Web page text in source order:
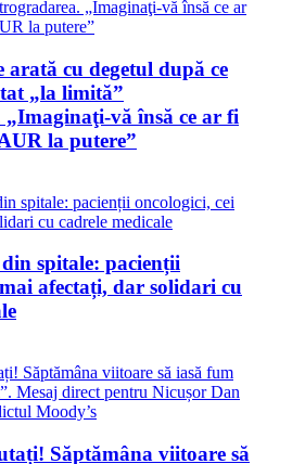
arată cu degetul după ce
„la limită”
vă însă ce ar fi
la putere”
din spitale: pacienții
afectați, dar solidari cu
Săptămâna viitoare să